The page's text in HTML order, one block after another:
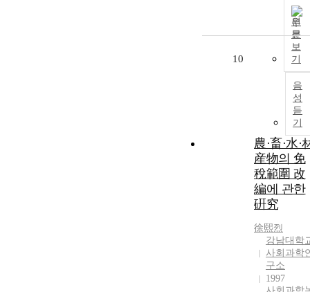
원
문
보
기
음
성
듣
기
10
農·畜·水·
産物의 免
稅範圍 改
編에 관한
硏究
徐熙烈
강남대학
사회과학
구소
1997